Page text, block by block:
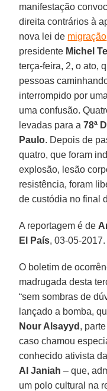
manifestação
direita contrários à
nova lei de migração
presidente Michel
terça-feira, 2, o ato,
pessoas
interrompido por
uma confusão.
levadas para a78ª
Paulo. Depois de
quatro, que foram
explosão, lesão
resistência, foram
de custódia no final
A reportagem é de
El País, 03-05-2017.
O boletim de
madrugada desta
“sem sombras de
lançado a bomba,
Nour Alsayyd ,
caso chamou
conhecido ativista
Al Janiah – que,
um polo cultural na